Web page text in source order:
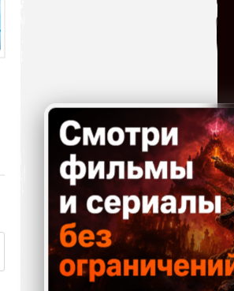
Homer →
Такая себе игра, не зашла
хотя нравится этот жанр)
kogokary →
01.07.2026 02:17
Хорошая игра только для
детей. К сожалению нет
русской озвучки. Только перевод текста.
Игра очень простая, для детей до 7 лет.
Дети быстро теряют интерес, т.к. не...
kogokary →
01.07.2026 02:13
Класная для игры вдвоем.